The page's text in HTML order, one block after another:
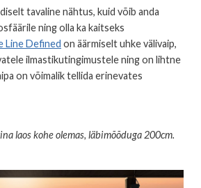
tavaline nähtus, kuid võib anda
ning olla ka kaitseks
Line Defined on äärmiselt uhke välivaip,
ilmastikutingimustele ning on lihtne
on võimalik tellida erinevates
laos kohe olemas, läbimõõduga 200cm.